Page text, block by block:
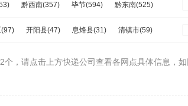
百世汇通快递(41)
黔西南(357) 毕节(594) 黔东南(525)
(97) 开阳县(47) 息烽县(31) 清镇市(59)
，请点击上方快递公司查看各网点具体信息，